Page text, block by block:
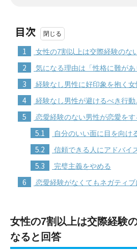
目次
1 女性の7割以上は交際経験のな
2 気になる理由は「性格に難が
3 経験なし男性に好印象を抱く女
4 経験なし男性が避けるべき行動
5 恋愛経験のない男性が恋愛を
5.1 自分のいい面に目を向け
5.2 信頼できる人にアドバイ
5.3 完璧主義をやめる
6 恋愛経験がなくてもネガティブ
女性の7割以上は交際経験
なると回答